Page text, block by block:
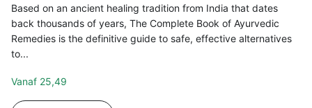
Based on an ancient healing tradition from India that dates
back thousands of years, The Complete Book of Ayurvedic
Remedies is the definitive guide to safe, effective alternatives
to...
Vanaf 25,49